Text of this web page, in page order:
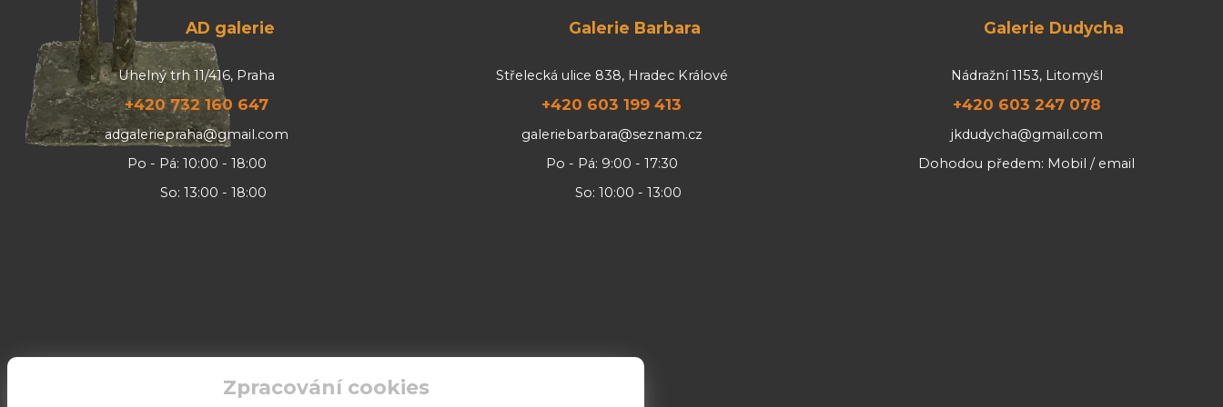
AD galerie
Uhelný trh 11/416, Praha
+420 732 160 647
adgaleriepraha@gmail.com
Po - Pá: 10:00 - 18:00
So: 13:00 - 18:00
Galerie Barbara
Střelecká ulice 838, Hradec Králové
+420 603 199 413
galeriebarbara@seznam.cz
Po - Pá: 9:00 - 17:30
So: 10:00 - 13:00
Galerie Dudycha
Nádražní 1153, Litomyšl
+420 603 247 078
jkdudycha@gmail.com
Dohodou předem: Mobil / email
Zpracování cookies